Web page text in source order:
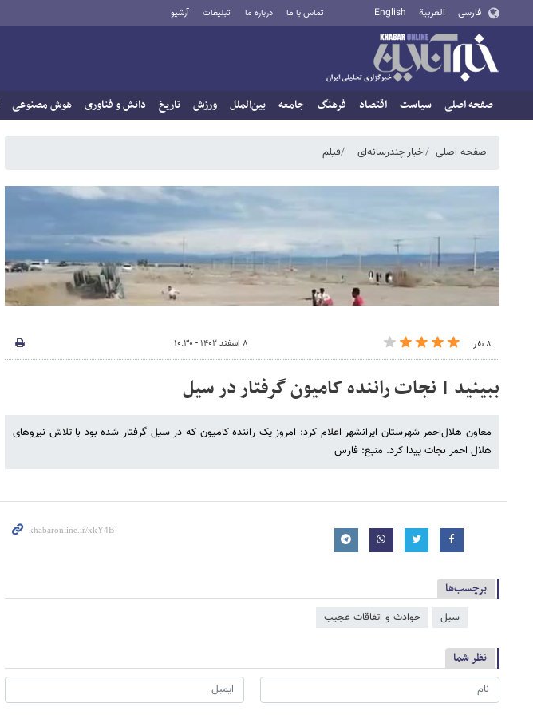
فارسی العربية English تماس با ما درباره ما تبلیغات آرشیو
صفحه اصلی سیاست اقتصاد فرهنگ جامعه بین‌الملل ورزش تاریخ دانش و فناوری هوش مصنوعی
صفحه اصلی اخبار چندرسانه‌ای فیلم
۸ نفر ۸ اسفند ۱۴۰۲ - ۱۰:۳۰
ببینید | نجات راننده کامیون گرفتار در سیل
معاون هلال‌احمر شهرستان ایرانشهر اعلام کرد: امروز یک راننده کامیون که در سیل گرفتار شده بود با تلاش نیروهای
هلال احمر نجات پیدا کرد. منبع: فارس
برچسب‌ها
سیل حوادث و اتفاقات عجیب
نظر شما